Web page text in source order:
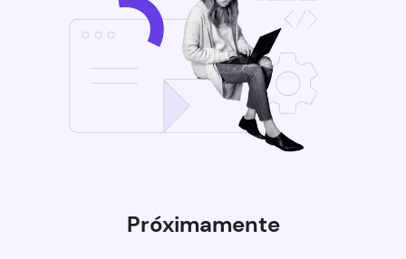
Próximamente